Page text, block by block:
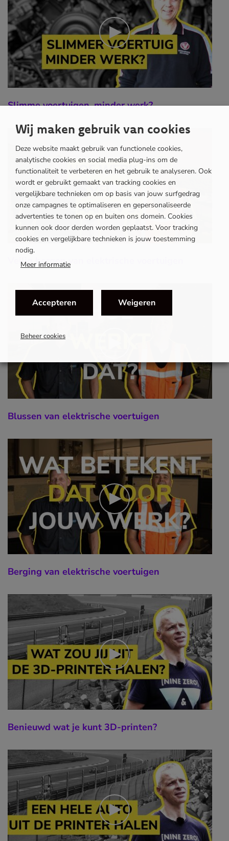
Slimme voertuigen, minder werk?
Veilig bergen van elektrische voertuigen
Blussen van elektrische voertuigen
Berging van elektrische voertuigen
Benieuwd wat je kunt 3D-printen?
Wij maken gebruik van cookies
Deze website maakt gebruik van functionele cookies,
analytische cookies en social media plug-ins om de
functionaliteit te verbeteren en het gebruik te analyseren. Ook
wordt er gebruikt gemaakt van tracking cookies en
vergelijkbare technieken om op basis van jouw surfgedrag
onze campagnes te optimaliseren en gepersonaliseerde
advertenties te tonen op en buiten ons domein. Cookies
kunnen ook door derden worden geplaatst. Voor tracking
cookies en vergelijkbare technieken is jouw toestemming
nodig.
Meer informatie
Accepteren Weigeren
Beheer cookies